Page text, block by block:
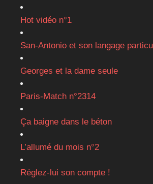
Hot vidéo n°1
San-Antonio et son langage
Georges et la dame seule
Paris-Match n°2314
Ça baigne dans le béton
L’allumé du mois n°2
Réglez-lui son compte !